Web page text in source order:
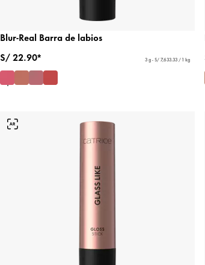
Blur-Real Barra de labios
S/ 22.90*
3 g - S/ 7,633.33 / 1 kg